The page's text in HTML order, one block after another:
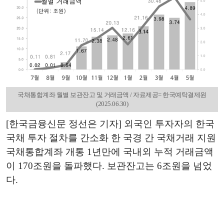
국채통합계좌 월별 보관잔고 및 거래금액 / 자료제공= 한국예탁결제원
(2025.06.30)
[한국금융신문 정선은 기자] 외국인 투자자의 한국
국채 투자 절차를 간소화 한 국경 간 국채거래 지원
국채통합계좌 개통 1년만에 국내외 누적 거래금액
이 170조원을 돌파했다. 보관잔고는 6조원을 넘었
다.